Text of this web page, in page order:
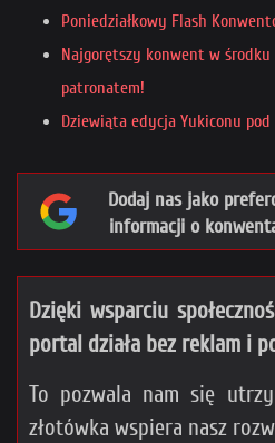
Poniedziałkowy Flash
Najgorętszy konwent w
patronatem!
Dziewiąta edycja Yukiconu
Dodaj nas jako
informacji o
Dzięki wsparciu
portal działa bez reklam i
To pozwala nam się
złotówka wspiera nasz